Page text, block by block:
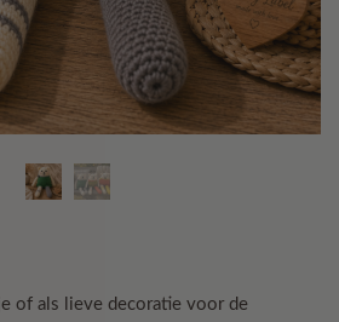
of als lieve decoratie voor de